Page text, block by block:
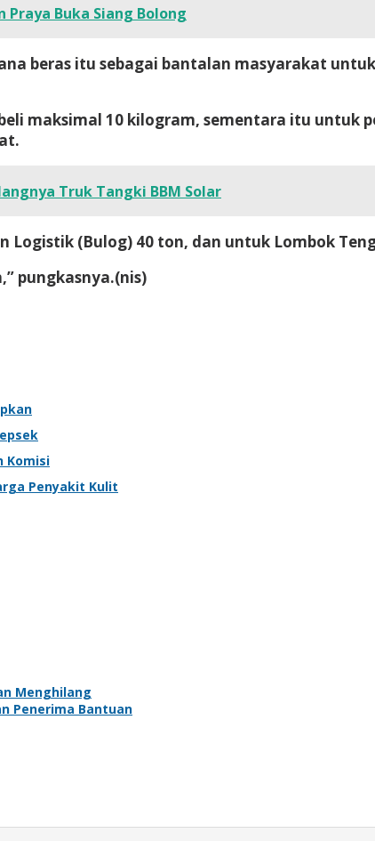
Praya Buka Siang Bolong
beras itu sebagai bantalan masyarakat
maksimal 10 kilogram, sementara itu untuk
Truk Tangki BBM Solar
Logistik (Bulog) 40 ton, dan untuk Lombok
pungkasnya.(nis)
Komisi
Penyakit Kulit
Menghilang
Penerima Bantuan